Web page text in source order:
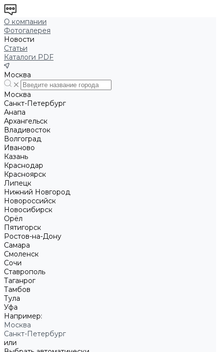
О компании
Фотогалерея
Новости
Статьи
Каталоги PDF
Москва
Москва
Санкт-Петербург
Анапа
Архангельск
Владивосток
Волгоград
Иваново
Казань
Краснодар
Красноярск
Липецк
Нижний Новгород
Новороссийск
Новосибирск
Орёл
Пятигорск
Ростов-на-Дону
Самара
Смоленск
Сочи
Ставрополь
Таганрог
Тамбов
Тула
Уфа
Например:
Москва
Санкт-Петербург
или